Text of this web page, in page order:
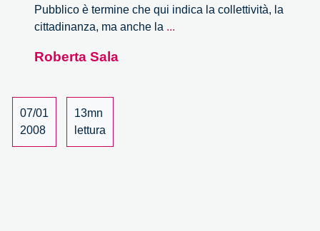
Pubblico è termine che qui indica la collettività, la
cittadinanza, ma anche la ...
Roberta Sala
07/01
2008
13mn
lettura